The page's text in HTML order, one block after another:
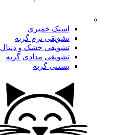
اسنک خمیری
تشویقی نرم گربه
تشویقی خشک و دنتال
تشویقی مدادی گربه
بستنی گربه